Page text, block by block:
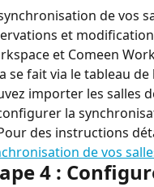
de vos
et
et Comeen
se fait via le tableau
importer les salles
la
des instructions
de vos
4 :